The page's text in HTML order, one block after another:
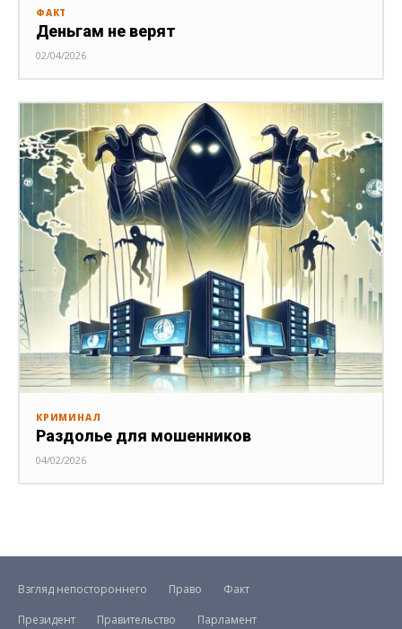
ФАКТ
Деньгам не верят
02/04/2026
КРИМИНАЛ
Раздолье для мошенников
04/02/2026
Взгляд непостороннего Право
Факт
Президент
Правительство Парламент